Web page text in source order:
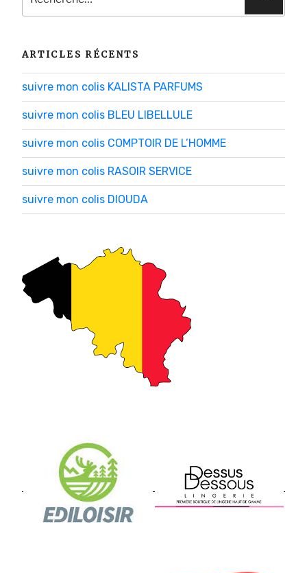
:
ARTICLES RÉCENTS
suivre mon colis KALISTA PARFUMS
suivre mon colis BLEU LIBELLULE
suivre mon colis COMPTOIR DE L’HOMME
suivre mon colis RASOIR SERVICE
suivre mon colis DIOUDA